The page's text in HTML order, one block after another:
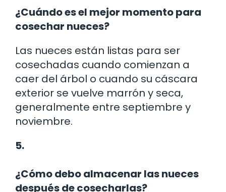
¿Cuándo es el mejor momento para
cosechar nueces?
Las nueces están listas para ser
cosechadas cuando comienzan a
caer del árbol o cuando su cáscara
exterior se vuelve marrón y seca,
generalmente entre septiembre y
noviembre.
5.
¿Cómo debo almacenar las nueces
después de cosecharlas?